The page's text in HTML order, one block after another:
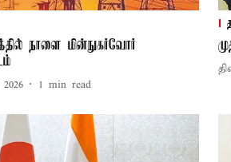
நாளை மின்நுகர்வோர்
1 min read